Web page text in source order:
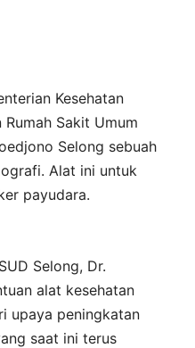
Kesehatan
Rumah Sakit Umum
Selong sebuah
Alat ini untuk
payudara.
Selong, Dr.
alat kesehatan
upaya peningkatan
saat ini terus